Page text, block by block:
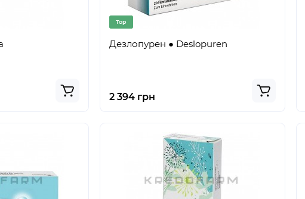
Top
Дезлопурен ● Deslopuren
2 394 грн